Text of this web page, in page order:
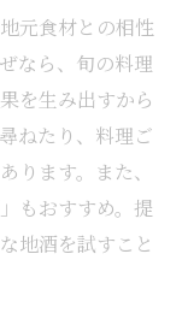
元食材との相性
なら、旬の料理
を生み出すから
ねたり、料理ご
ります。また、
もおすすめ。提
地酒を試すこと